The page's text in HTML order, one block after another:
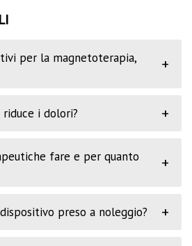
per la magnetoterapia,
+
i dolori? +
fare e per quanto
+
preso a noleggio? +